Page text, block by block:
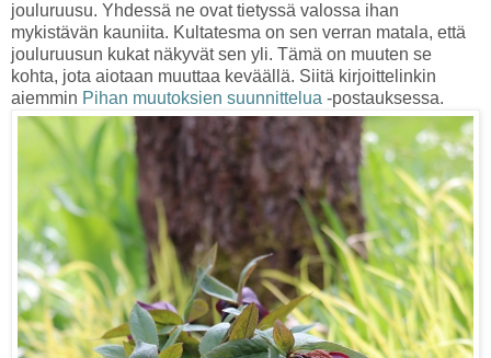
jouluruusu. Yhdessä ne ovat tietyssä valossa ihan
mykistävän kauniita. Kultatesma on sen verran matala, että
jouluruusun kukat näkyvät sen yli. Tämä on muuten se
kohta, jota aiotaan muuttaa keväällä. Siitä kirjoittelinkin
aiemmin Pihan muutoksien suunnittelua -postauksessa.